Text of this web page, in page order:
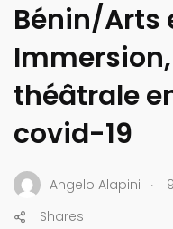
Bénin/Arts
théâtrale
covid-19
Angelo Alapini .
Shares